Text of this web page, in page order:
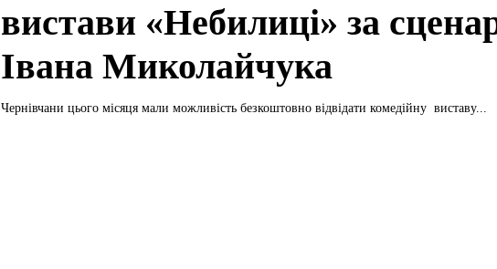
вистави «Небилиці» за
Івана Миколайчука
Чернівчани цього місяця мали можливість безкоштовно відвідати комедійну виставу...